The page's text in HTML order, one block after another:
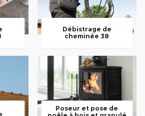
Débistrage de
cheminée 38
Poseur et pose de